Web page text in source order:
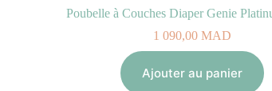
Poubelle à Couches Diaper Genie
1 090,00MAD
Ajouter au panier